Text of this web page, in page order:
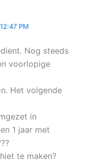
PM
Nog steeds
voorlopige
Het volgende
in
1 jaar met
te maken?